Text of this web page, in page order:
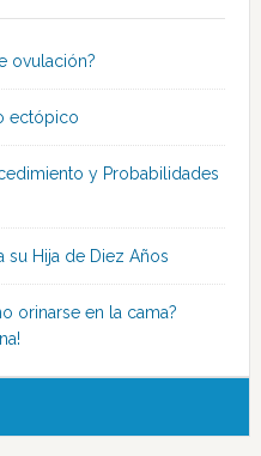
ovulación?
ectópico
y Probabilidades
su Hija de Diez Años
orinarse en la cama?